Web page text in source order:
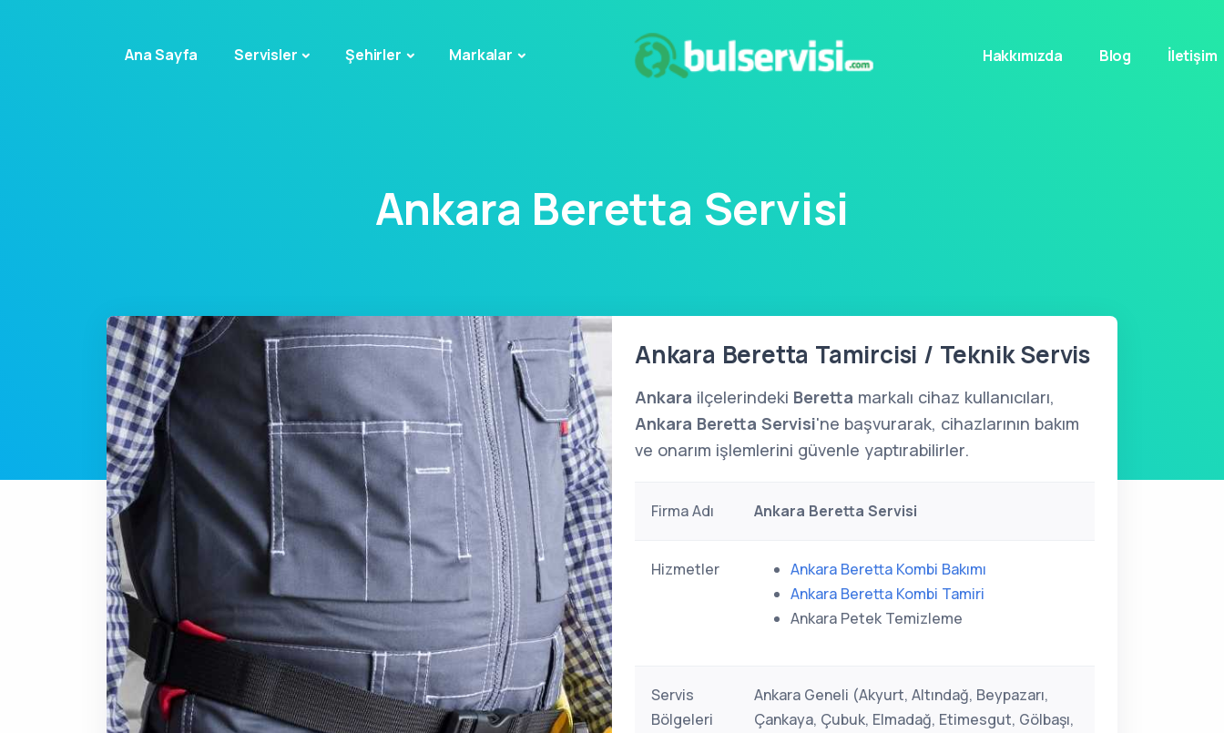
Ana Sayfa Servisler Şehirler Markalar Hakkımızda Blog İletişim
Ankara Beretta Servisi
Ankara Beretta Tamircisi / Teknik Servis
Ankara ilçelerindeki Beretta markalı cihaz kullanıcıları,
Ankara Beretta Servisi'ne başvurarak, cihazlarının bakım
ve onarım işlemlerini güvenle yaptırabilirler.
Firma Adı Ankara Beretta Servisi
Hizmetler
Ankara Beretta Kombi Bakımı
Ankara Beretta Kombi Tamiri
Ankara Petek Temizleme
Servis
Bölgeleri
Ankara Geneli (Akyurt, Altındağ, Beypazarı,
Çankaya, Çubuk, Elmadağ, Etimesgut, Gölbaşı,